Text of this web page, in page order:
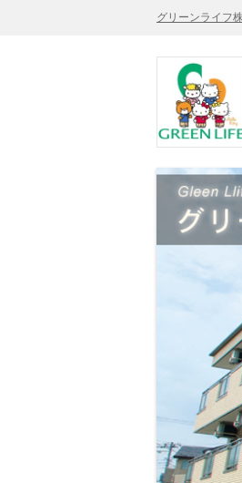
グリーンライフ